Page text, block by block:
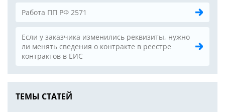
Работа ПП РФ 2571
Если у заказчика изменились реквизиты, нужно
ли менять сведения о контракте в реестре
контрактов в ЕИС
ТЕМЫ СТАТЕЙ